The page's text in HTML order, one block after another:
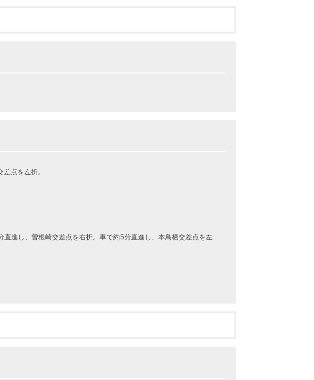
点を左折。
進し、曽根崎交差点を右折。車で約5分直進し、本鳥栖交差点を左